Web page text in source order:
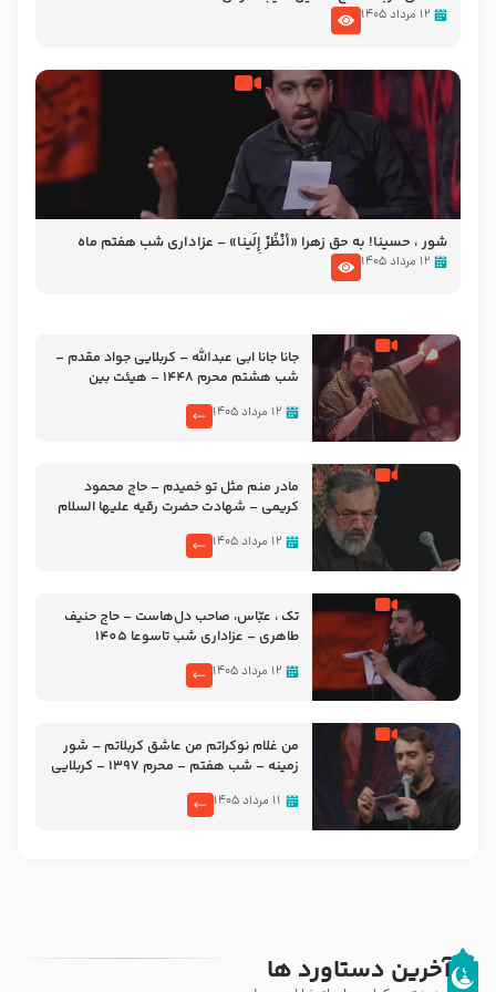
۱۲ مرداد ۱۴۰۵
شور ، حسینا! به‌ حق زهرا «أُنْظُرْ إِلَینا» – عزاداری شب هفتم ماه
محرّم 1405
۱۲ مرداد ۱۴۰۵
جانا جانا ابی عبدالله – کربلایی جواد مقدم –
شب هشتم محرم 1448 – هیئت بین
۱۲ مرداد ۱۴۰۵
مادر منم مثل تو خمیدم – حاج محمود
کریمی – شهادت حضرت رقیه علیها السلام
۱۲ مرداد ۱۴۰۵
تک ، عبّاس، صاحب دل‌هاست – حاج حنیف
طاهری – عزاداری شب تاسوعا 1405
۱۲ مرداد ۱۴۰۵
من غلام نوکراتم من عاشق کربلاتم – شور
زمینه – شب هفتم – محرم 1397 – کربلایی
۱۱ مرداد ۱۴۰۵
آخرین دستاورد ها